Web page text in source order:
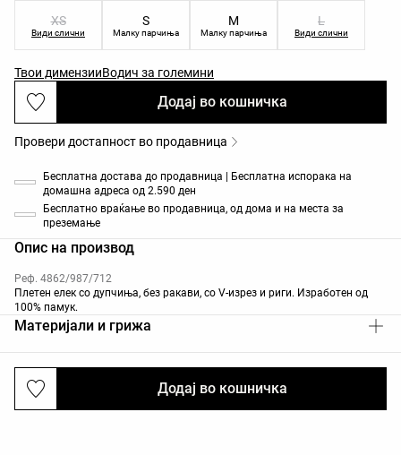
XS
Види слични
S
Малку парчиња
M
Малку парчиња
L
Види слични
Твои димензииВодич за големини
Додај во кошничка
Додај во кошничка
Провери достапност во продавница
Бесплатна достава до продавница | Бесплатна испорака на
домашна адреса од 2.590 ден
Бесплатно враќање во продавница, од дома и на места за
преземање
Опис на производ
Реф. 4862/987/712
Плетен елек со дупчиња, без ракави, со V-изрез и риги. Изработен од
100% памук.
Материјали и грижа
Испраќања и враќања